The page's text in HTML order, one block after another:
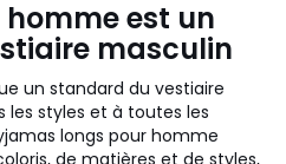
est un
masculin
un standard du vestiaire
styles et à toutes les
longs pour homme
de matières et de styles,